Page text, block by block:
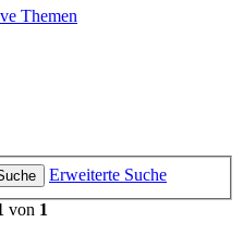
Themen
Erweiterte Suche
von 1